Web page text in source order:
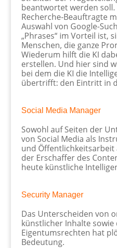
beantwortet werden soll.
Recherche-Beauftragte
Auswahl von Google-
„Phrases“ im Vorteil ist,
Menschen, die ganze
Wiederum hilft die KI
erstellen. Und hier sind
bei dem die KI die
übertrifft: den Eintritt in
Social Media Manager
Sowohl auf Seiten der
von Social Media als
und Öffentlichkeitsarbeit
der Erschaffer des
heute künstliche
Security Manager
Das Unterscheiden von
künstlicher Inhalte sowie
Eigentumsrechten hat
Bedeutung.